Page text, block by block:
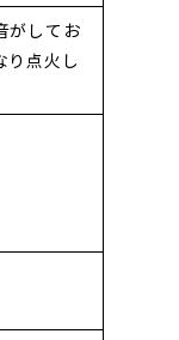
がしてお
り点火し